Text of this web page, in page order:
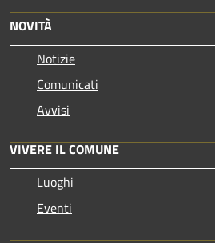
NOVITÀ
Notizie
Comunicati
Avvisi
VIVERE IL COMUNE
Luoghi
Eventi